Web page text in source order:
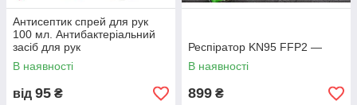
Антисептик спрей для рук
100 мл. Антибактеріальний
засіб для рук
В наявності
від 95 ₴
Респіратор KN95 FFP2 —
В наявності
899 ₴